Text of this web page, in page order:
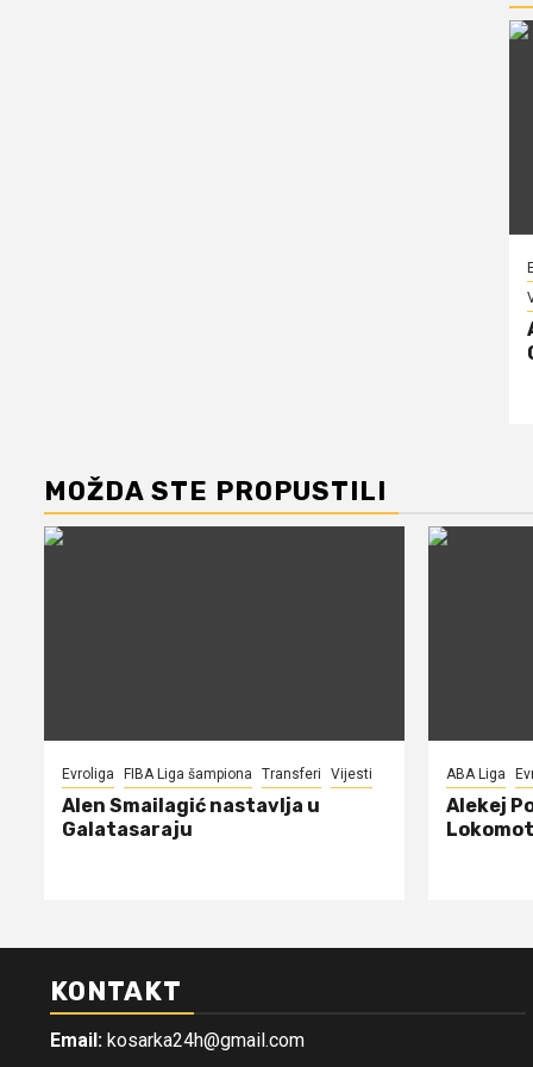
MOŽDA STE PROPUSTILI
Evroliga FIBA Liga šampiona Transferi Vijesti
Alen Smailagić nastavlja u
Galatasaraju
ABA Liga
Alekej
KONTAKT
Email: kosarka24h@gmail.com